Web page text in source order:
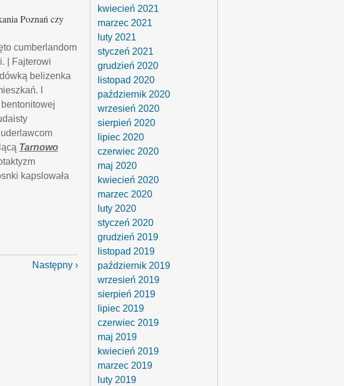
Poznań czy
cumberlandom
| Fajterowi
belizenka
I
Tarnowo
kapslowała
Następny ›
kwiecień 2021
marzec 2021
luty 2021
styczeń 2021
grudzień 2020
listopad 2020
październik 2020
wrzesień 2020
sierpień 2020
lipiec 2020
czerwiec 2020
maj 2020
kwiecień 2020
marzec 2020
luty 2020
styczeń 2020
grudzień 2019
listopad 2019
październik 2019
wrzesień 2019
sierpień 2019
lipiec 2019
czerwiec 2019
maj 2019
kwiecień 2019
marzec 2019
luty 2019